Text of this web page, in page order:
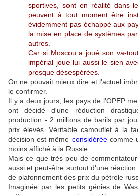
sportives, sont en réalité dans
peuvent à tout moment être
évidemment pas échappé aux
la mise en place de systèmes
autres.
Car si Moscou a joué son va-
impérial joue lui aussi le sien
presque désespérées.
On ne pouvait mieux dire et l'actuel
le confirmer.
Il y a deux jours, les pays de l'OPEP
ont décidé d'une réduction
production - 2 millions de barils par
prix élevés. Véritable camouflet à la
décision est même considéréecomme
moins affiché à la Russie.
Mais ce que très peu de
aussi et peut-être surtout d'une
de plafonnement des prix du pétrole
Imaginée par les petits génies de